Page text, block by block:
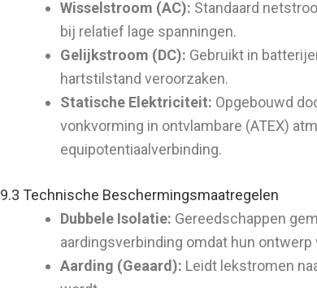
Wisselstroom (AC): Standaard
bij relatief lage spanningen.
Gelijkstroom (DC): Gebruikt in
hartstilstand veroorzaken.
Statische Elektriciteit: Opgebouwd
vonkvorming in ontvlambare (ATEX)
equipotentiaalverbinding.
9.3 Technische Beschermingsmaatregelen
Dubbele Isolatie: Gereedschappen
aardingsverbinding omdat hun
Aarding (Geaard): Leidt lekstromen